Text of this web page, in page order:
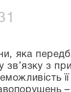
яка
у зв’язку з